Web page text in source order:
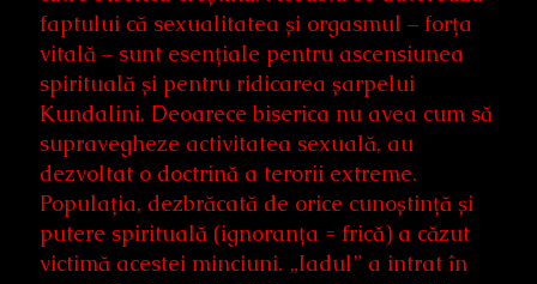
faptului că sexualitatea și orgasmul – forța
vitală – sunt esențiale pentru ascensiunea
spirituală și pentru ridicarea șarpelui
Kundalini. Deoarece biserica nu avea cum să
supravegheze activitatea sexuală, au
dezvoltat o doctrină a terorii extreme.
Populația, dezbrăcată de orice cunoștință și
putere spirituală (ignoranța = frică) a căzut
victimă acestei minciuni. „Iadul” a intrat în